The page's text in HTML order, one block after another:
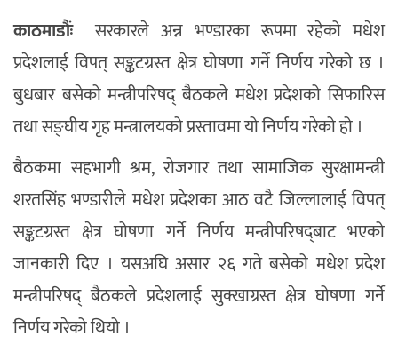
काठमाडौंःसरकारले अन्न भण्डारका रूपमा रहेको मधेश
प्रदेशलाई विपत् सङ्कटग्रस्त क्षेत्र घोषणा गर्ने निर्णय गरेको छ ।
बुधबार बसेको मन्त्रीपरिषद् बैठकले मधेश प्रदेशको सिफारिस
तथा सङ्घीय गृह मन्त्रालयको प्रस्तावमा यो निर्णय गरेको हो ।
बैठकमा सहभागी श्रम, रोजगार तथा सामाजिक सुरक्षामन्त्री
शरतसिंह भण्डारीले मधेश प्रदेशका आठ वटै जिल्लालाई विपत्
सङ्कटग्रस्त क्षेत्र घोषणा गर्ने निर्णय मन्त्रीपरिषद्‍बाट भएको
जानकारी दिए । यसअघि असार २६ गते बसेको मधेश प्रदेश
मन्त्रीपरिषद् बैठकले प्रदेशलाई सुक्खाग्रस्त क्षेत्र घोषणा गर्ने
निर्णय गरेको थियो ।